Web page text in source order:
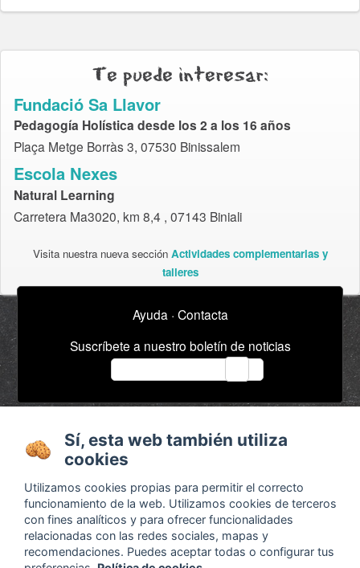
Te puede interesar:
Fundació Sa Llavor
Pedagogía Holística desde los 2 a los 16 años
Plaça Metge Borràs 3, 07530 Binissalem
Escola Nexes
Natural Learning
Carretera Ma3020, km 8,4 , 07143 Biniali
Visita nuestra nueva sección Actividades complementarias y
talleres
Ayuda · Contacta
Suscríbete a nuestro boletín de noticias
Acerca de
Términos y
Configurar cookies
Agenda
Anuncios / Empleo
Timeline
Sí, esta web también utiliza
cookies
Utilizamos cookies propias para permitir el correcto
funcionamiento de la web. Utilizamos cookies de terceros
con fines analíticos y para ofrecer funcionalidades
relacionadas con las redes sociales, mapas y
recomendaciones. Puedes aceptar todas o configurar tus